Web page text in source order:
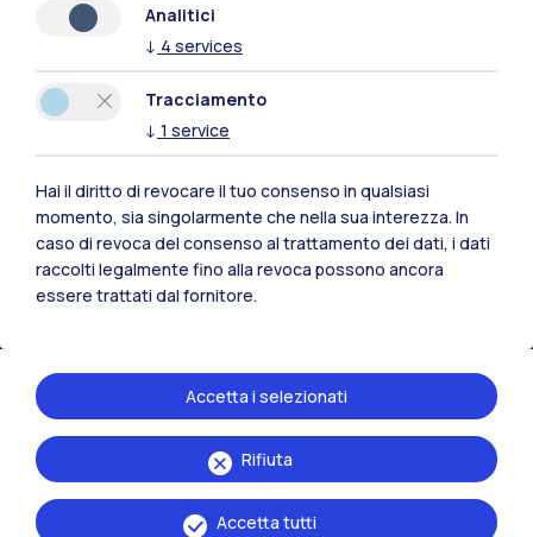
Piacenza
Xi'an
Naviga il sito
Risorse
Contattaci
Analitici
↓ 4 services
Tracciamento
↓ 1 service
Hai il diritto di revocare il tuo consenso in qualsiasi
momento, sia singolarmente che nella sua interezza. In
caso di revoca del consenso al trattamento dei dati, i dati
raccolti legalmente fino alla revoca possono ancora
essere trattati dal fornitore.
Rifiuta
Accetta i selezionati
Accetta tutti